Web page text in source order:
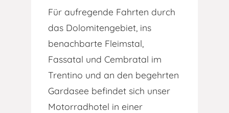
Für aufregende Fahrten durch
das Dolomitengebiet, ins
benachbarte Fleimstal,
Fassatal und Cembratal im
Trentino und an den begehrten
Gardasee befindet sich unser
Motorradhotel in einer